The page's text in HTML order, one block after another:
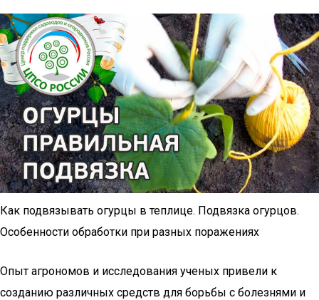
Как подвязывать огурцы в теплице. Подвязка огурцов.
Особенности обработки при разных поражениях
Опыт агрономов и исследования ученых привели к
созданию различных средств для борьбы с болезнями и